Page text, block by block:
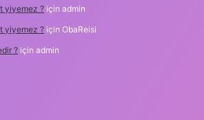
yiyemez ? için admin
yiyemez ? için ObaReisi
? için admin